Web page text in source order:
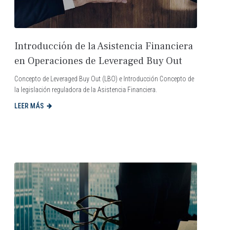
Introducción de la Asistencia Financiera
en Operaciones de Leveraged Buy Out
Concepto de Leveraged Buy Out (LBO) e Introducción Concepto de
la legislación reguladora de la Asistencia Financiera.
LEER MÁS